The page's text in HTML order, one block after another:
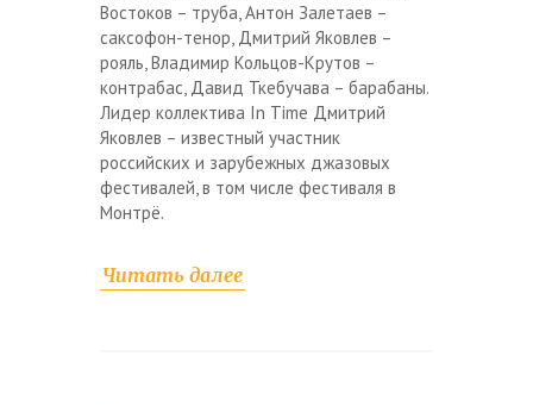
Востоков – труба, Антон Залетаев –
саксофон-тенор, Дмитрий Яковлев –
рояль, Владимир Кольцов-Крутов –
контрабас, Давид Ткебучава – барабаны.
Лидер коллектива In Time Дмитрий
Яковлев – известный участник
российских и зарубежных джазовых
фестивалей, в том числе фестиваля в
Монтрё.
Читать далее